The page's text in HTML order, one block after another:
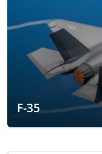
F-35